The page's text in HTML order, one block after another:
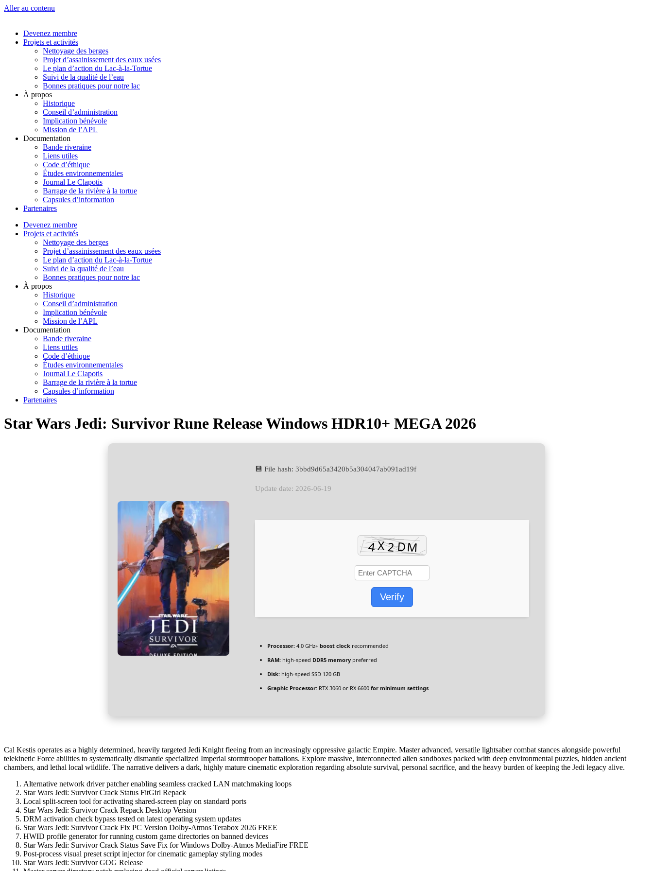
Aller au contenu
Devenez membre
Projets et activités
Nettoyage des berges
Projet d’assainissement des eaux usées
Le plan d’action du Lac-à-la-Tortue
Suivi de la qualité de l’eau
Bonnes pratiques pour notre lac
À propos
Historique
Conseil d’administration
Implication bénévole
Mission de l’APL
Documentation
Bande riveraine
Liens utiles
Code d’éthique
Études environnementales
Journal Le Clapotis
Barrage de la rivière à la tortue
Capsules d’information
Partenaires
Devenez membre
Projets et activités
Nettoyage des berges
Projet d’assainissement des eaux usées
Le plan d’action du Lac-à-la-Tortue
Suivi de la qualité de l’eau
Bonnes pratiques pour notre lac
À propos
Historique
Conseil d’administration
Implication bénévole
Mission de l’APL
Documentation
Bande riveraine
Liens utiles
Code d’éthique
Études environnementales
Journal Le Clapotis
Barrage de la rivière à la tortue
Capsules d’information
Partenaires
Star Wars Jedi: Survivor Rune Release Windows HDR10+ MEGA 2026
💾 File hash: 3bbd9d65a3420b5a304047ab091ad19f
Update date: 2026-06-19
Verify
Processor: 4.0 GHz+ boost clock recommended
RAM: high-speed DDR5 memory preferred
Disk: high-speed SSD 120 GB
Graphic Processor: RTX 3060 or RX 6600 for minimum settings
Cal Kestis operates as a highly determined, heavily targeted Jedi Knight fleeing from an increasingly oppressive galactic Empire. Master advanced, versatile lightsaber combat stances alongside powerful
telekinetic Force abilities to systematically dismantle specialized Imperial stormtrooper battalions. Explore massive, interconnected alien sandboxes packed with deep environmental puzzles, hidden ancient
chambers, and lethal local wildlife. The narrative delivers a dark, highly mature cinematic exploration regarding absolute survival, personal sacrifice, and the heavy burden of keeping the Jedi legacy alive.
Alternative network driver patcher enabling seamless cracked LAN matchmaking loops
Star Wars Jedi: Survivor Crack Status FitGirl Repack
Local split-screen tool for activating shared-screen play on standard ports
Star Wars Jedi: Survivor Crack Repack Desktop Version
DRM activation check bypass tested on latest operating system updates
Star Wars Jedi: Survivor Crack Fix PC Version Dolby-Atmos Terabox 2026 FREE
HWID profile generator for running custom game directories on banned devices
Star Wars Jedi: Survivor Crack Status Save Fix for Windows Dolby-Atmos MediaFire FREE
Post-process visual preset script injector for cinematic gameplay styling modes
Star Wars Jedi: Survivor GOG Release